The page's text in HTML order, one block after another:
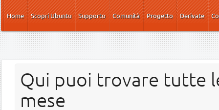
Salta al contenuto principale
Home
Scopri Ubuntu Supporto Comunità Progetto Derivate
Qui puoi trovare tutte
mese